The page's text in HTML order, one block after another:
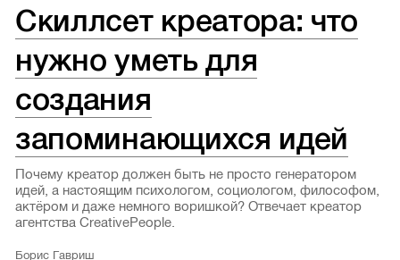
Скиллсет креатора: что
нужно уметь для
создания
запоминающихся идей
Почему креатор должен быть не просто генератором
идей, а настоящим психологом, социологом, философом,
актёром и даже немного воришкой? Отвечает креатор
агентства CreativePeople.
Борис Гавриш